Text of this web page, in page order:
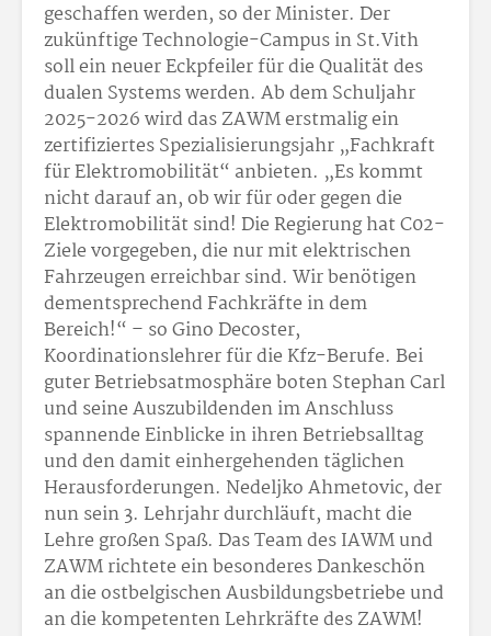
geschaffen werden, so der Minister. Der
zukünftige Technologie-Campus in St.Vith
soll ein neuer Eckpfeiler für die Qualität des
dualen Systems werden. Ab dem Schuljahr
2025-2026 wird das ZAWM erstmalig ein
zertifiziertes Spezialisierungsjahr „Fachkraft
für Elektromobilität“ anbieten. „Es kommt
nicht darauf an, ob wir für oder gegen die
Elektromobilität sind! Die Regierung hat C02-
Ziele vorgegeben, die nur mit elektrischen
Fahrzeugen erreichbar sind. Wir benötigen
dementsprechend Fachkräfte in dem
Bereich!“ – so Gino Decoster,
Koordinationslehrer für die Kfz-Berufe. Bei
guter Betriebsatmosphäre boten Stephan Carl
und seine Auszubildenden im Anschluss
spannende Einblicke in ihren Betriebsalltag
und den damit einhergehenden täglichen
Herausforderungen. Nedeljko Ahmetovic, der
nun sein 3. Lehrjahr durchläuft, macht die
Lehre großen Spaß. Das Team des IAWM und
ZAWM richtete ein besonderes Dankeschön
an die ostbelgischen Ausbildungsbetriebe und
an die kompetenten Lehrkräfte des ZAWM!